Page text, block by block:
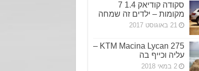
סקודה קודיאק 1.4 7
מקומות – ילדים זה שמחה
21 באוגוסט 2017
KTM Macina Lycan 275 –
עליה וכייף בה
2 במאי 2018